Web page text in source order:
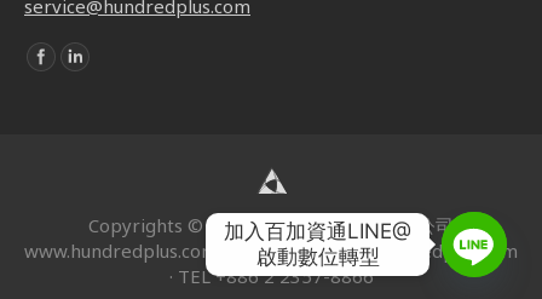
service@hundredplus.com
Find us on:
Copyrights © 2024 | 百加資通股份有限公司
www.hundredplus.com · EMAILservice@hundredplus.com
· TEL +886 2 2357-8866
加入百加資通LINE@
啟動數位轉型